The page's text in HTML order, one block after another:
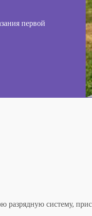
первой
разрядную систему,